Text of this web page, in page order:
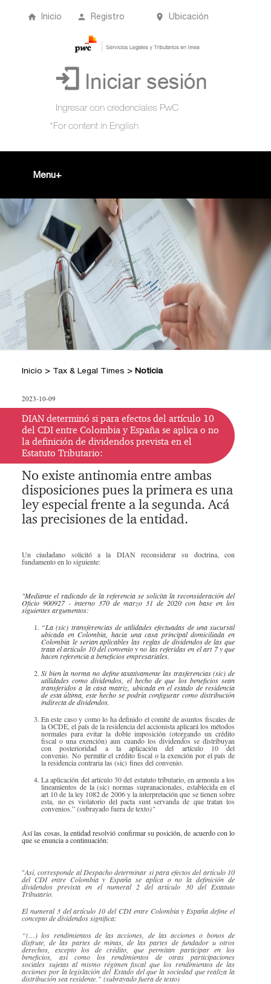
Inicio Registro Ubicación
Menu
Acompañamiento Tributario Virtual +
¿Qué es?
Perfil de usuario
Hacer Pregunta
Posiciones Tributarias PwC
Preguntas Frecuentes
Comprar
Biblioteca Virtual
Doctrina DIAN
Jurisprudencia Corte Constitucional
Jurisprudencia Consejo de Estado
Convenios para evitar la doble
imposición
Estatuto Contable
Estatuto Tributario +
Comprar
2026
Anteriores
2023
2022
2021
2020
2019
2018
2016
activación
Instructivo
consulta App
Instructivo
consulta Web
Tax & Legal Times * +
Personas naturales, Tributación
Impuestos Territoriales, Litigios,
Regimen SIMPLE
Derecho corporativo, Comercio exterior,
Impuesto sobre la renta, impuesto al
patrimonio y precios de la transferencia
IVA, Impuesto nacional al consumo GMF
y otros tributos
Doing Business in Colombia
Servicios tributarios
PwC Colombia
Inicio > Tax & Legal Times > Noticia
2023-10-09
DIAN determinó si para efectos del artículo 10
del CDI entre Colombia y España se aplica o no
la definición de dividendos prevista en el
Estatuto Tributario:
No existe antinomia entre ambas
disposiciones pues la primera es una
ley especial frente a la segunda. Acá
las precisiones de la entidad.
Un ciudadano solicitó a la DIAN reconsiderar su doctrina, con
fundamento en lo siguiente:
​"Mediante el radicado de la referencia se solicita la reconsideración del
Oficio 900927 - interno 370 de marzo 31 de 2020 con base en los
siguientes argumentos:
“La (sic) transferencias de utilidades efectuadas de una sucursal
ubicada en Colombia, hacia una casa principal domiciliada en
Colombia le serian aplicables las reglas de dividendos de las que
trata el artículo 10 del convenio y no las referidas en el art 7 y que
hacen referencia a beneficios empresariales.
Si bien la norma no define taxativamente las trasferencias (sic) de
utilidades como dividendos, el hecho de que los beneficios sean
transferidos a la casa matriz, ubicada en el estado de residencia
de esta última, este hecho se podría configurar como distribución
indirecta de dividendos.
En este caso y como lo ha definido el comité de asuntos fiscales de
la OCDE, el país de la residencia del accionista aplicará los métodos
normales para evitar la doble imposición (otorgando un crédito
fiscal o una exención) aun cuando los dividendos se distribuyan
con posterioridad a la aplicación del artículo 10 del
convenio. No permitir el crédito fiscal o la exención por el país de
la residencia contraria las (sic) fines del convenio.
La aplicación del artículo 30 del estatuto tributario, en armonía a los
lineamientos de la (sic) normas supranacionales, establecida en el
art 10 de la ley 1082 de 2006 y la interpretación que se tienen sobre
esta, no es violatorio del pacta sunt servanda de que tratan los
convenios.” (subrayado fuera de texto)"
​Así las cosas, la entidad resolvió confirmar su posición, de acuerdo con lo
que se enuncia a continuación:
"Así, corresponde al Despacho determinar si para efectos del artículo 10
del CDI entre Colombia y España se aplica o no la definición de
dividendos prevista en el numeral 2 del artículo 30 del Estatuto
Tributario.
El numeral 3 del artículo 10 del CDI entre Colombia y España define el
concepto de dividendos significa:
“(…) los rendimientos de las acciones, de las acciones o bonos de
disfrute, de las partes de minas, de las partes de fundador u otros
derechos, excepto los de crédito, que permitan participar en los
beneficios, así como los rendimientos de otras participaciones
sociales sujetas al mismo régimen fiscal que los rendimientos de las
acciones por la legislación del Estado del que la sociedad que realiza la
distribución sea residente.” (subrayado fuera de texto)